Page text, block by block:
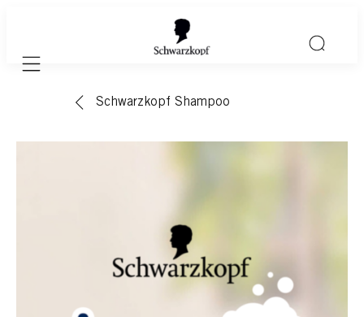
Mobile navigation
Schwarzkopf Shampoo